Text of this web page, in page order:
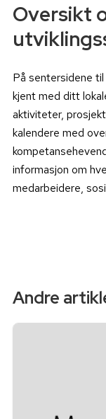
Oversikt
På sentersidene til
kjent med ditt
aktiviteter,
kalendere med
informasjon om
medarbeidere,
Andre